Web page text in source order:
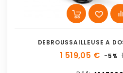
DEBROUSSAILLEUSE A
1 519,05 € -5%